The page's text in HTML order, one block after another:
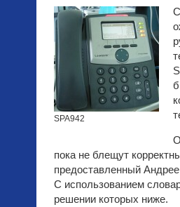
SPA942
пока не блещут
предоставленный
С использованием
решении которых ниже.